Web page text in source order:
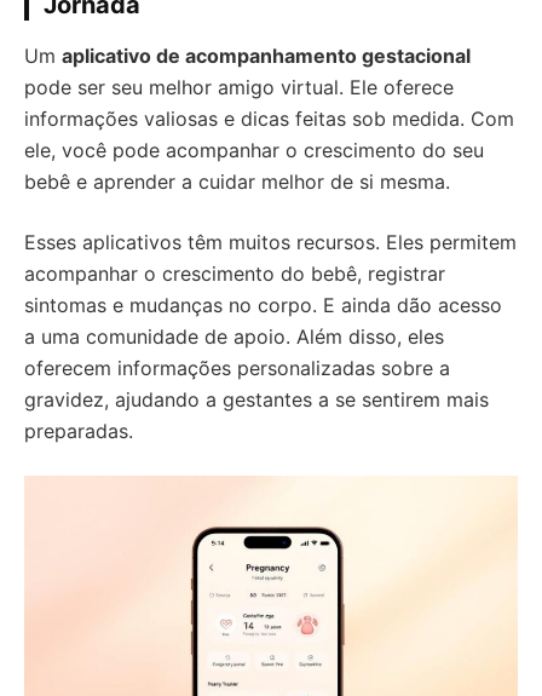
Um aplicativo de acompanhamento gestacional
pode ser seu melhor amigo virtual. Ele oferece
informações valiosas e dicas feitas sob medida. Com
ele, você pode acompanhar o crescimento do seu
bebê e aprender a cuidar melhor de si mesma.
Esses aplicativos têm muitos recursos. Eles permitem
acompanhar o crescimento do bebê, registrar
sintomas e mudanças no corpo. E ainda dão acesso
a uma comunidade de apoio. Além disso, eles
oferecem informações personalizadas sobre a
gravidez, ajudando a gestantes a se sentirem mais
preparadas.